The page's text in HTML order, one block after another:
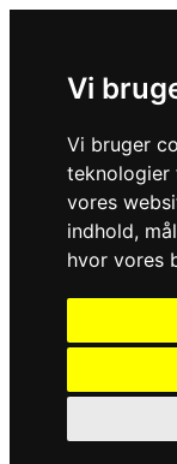
Vi
Vi bruger
teknologier
vores
indhold,
hvor vores